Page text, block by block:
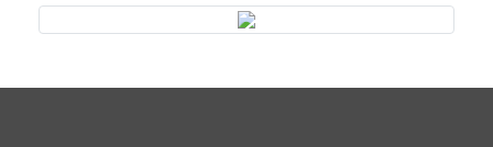
Previous Next